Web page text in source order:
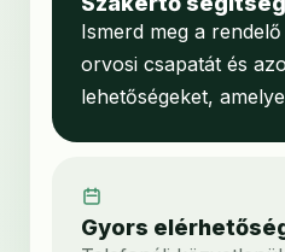
Ismerd meg a
orvosi csapatát és
lehetőségeket,
Gyors